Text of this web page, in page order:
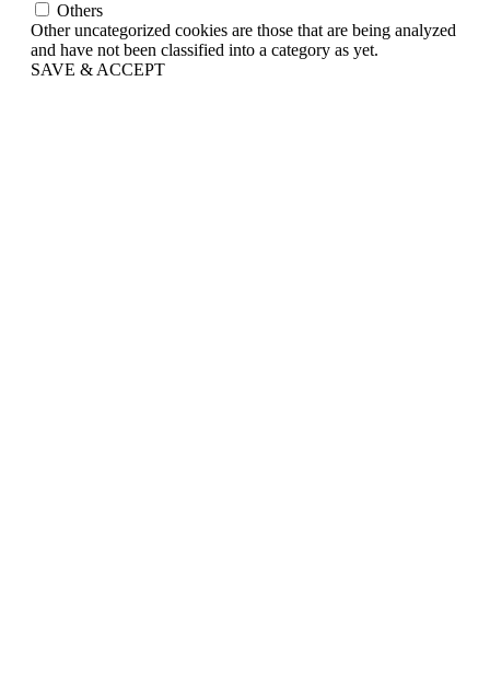
Others
Other uncategorized cookies are those that are being analyzed
and have not been classified into a category as yet.
SAVE & ACCEPT